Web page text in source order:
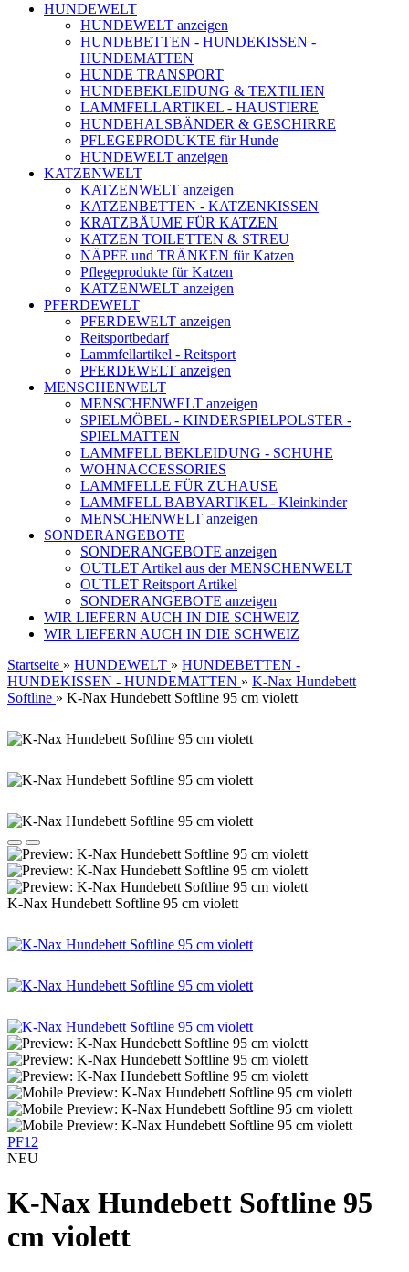
HUNDEWELT
HUNDEWELT anzeigen
HUNDEBETTEN - HUNDEKISSEN -
HUNDEMATTEN
HUNDE TRANSPORT
HUNDEBEKLEIDUNG & TEXTILIEN
LAMMFELLARTIKEL - HAUSTIERE
HUNDEHALSBÄNDER & GESCHIRRE
PFLEGEPRODUKTE für Hunde
HUNDEWELT anzeigen
KATZENWELT
KATZENWELT anzeigen
KATZENBETTEN - KATZENKISSEN
KRATZBÄUME FÜR KATZEN
KATZEN TOILETTEN & STREU
NÄPFE und TRÄNKEN für Katzen
Pflegeprodukte für Katzen
KATZENWELT anzeigen
PFERDEWELT
PFERDEWELT anzeigen
Reitsportbedarf
Lammfellartikel - Reitsport
PFERDEWELT anzeigen
MENSCHENWELT
MENSCHENWELT anzeigen
SPIELMÖBEL - KINDERSPIELPOLSTER -
SPIELMATTEN
LAMMFELL BEKLEIDUNG - SCHUHE
WOHNACCESSORIES
LAMMFELLE FÜR ZUHAUSE
LAMMFELL BABYARTIKEL - Kleinkinder
MENSCHENWELT anzeigen
SONDERANGEBOTE
SONDERANGEBOTE anzeigen
OUTLET Artikel aus der MENSCHENWELT
OUTLET Reitsport Artikel
SONDERANGEBOTE anzeigen
WIR LIEFERN AUCH IN DIE SCHWEIZ
WIR LIEFERN AUCH IN DIE SCHWEIZ
Startseite » HUNDEWELT » HUNDEBETTEN -
HUNDEKISSEN - HUNDEMATTEN » K-Nax Hundebett
Softline » K-Nax Hundebett Softline 95 cm violett
K-Nax Hundebett Softline 95 cm violett
PF12
NEU
K-Nax Hundebett Softline 95
cm violett